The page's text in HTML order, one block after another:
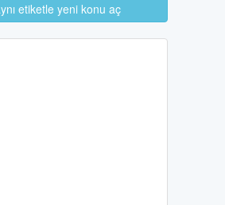
etiketle yeni konu aç